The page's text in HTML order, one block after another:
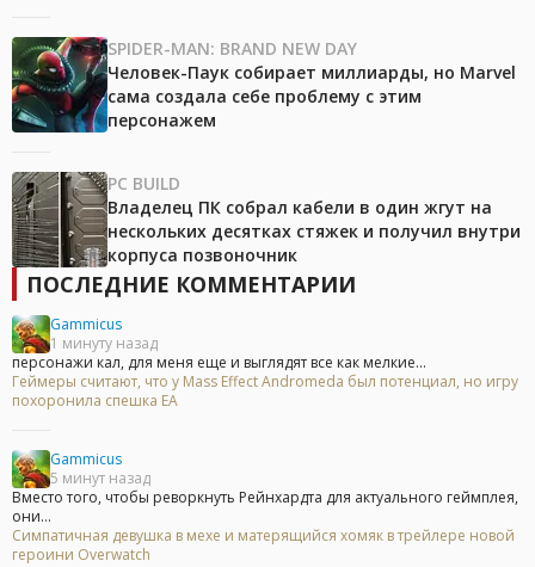
SPIDER-MAN: BRAND NEW DAY
Человек-Паук собирает миллиарды, но Marvel
сама создала себе проблему с этим
персонажем
PC BUILD
Владелец ПК собрал кабели в один жгут на
нескольких десятках стяжек и получил внутри
корпуса позвоночник
ПОСЛЕДНИЕ КОММЕНТАРИИ
Gammicus
1 минуту назад
персонажи кал, для меня еще и выглядят все как мелкие...
Геймеры считают, что у Mass Effect Andromeda был потенциал, но игру
похоронила спешка EA
Gammicus
5 минут назад
Вместо того, чтобы реворкнуть Рейнхардта для актуального геймплея,
они...
Симпатичная девушка в мехе и матерящийся хомяк в трейлере новой
героини Overwatch